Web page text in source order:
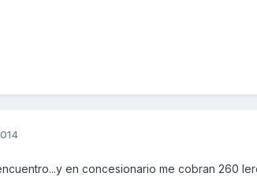
en concesionario me cobran 260